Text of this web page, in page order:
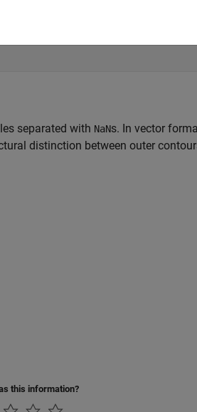
separated with NaNs. In vector
distinction between outer
this information?